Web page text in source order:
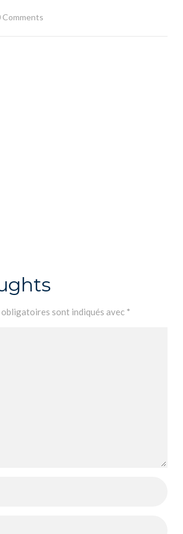
Comments
obligatoires sont indiqués avec *